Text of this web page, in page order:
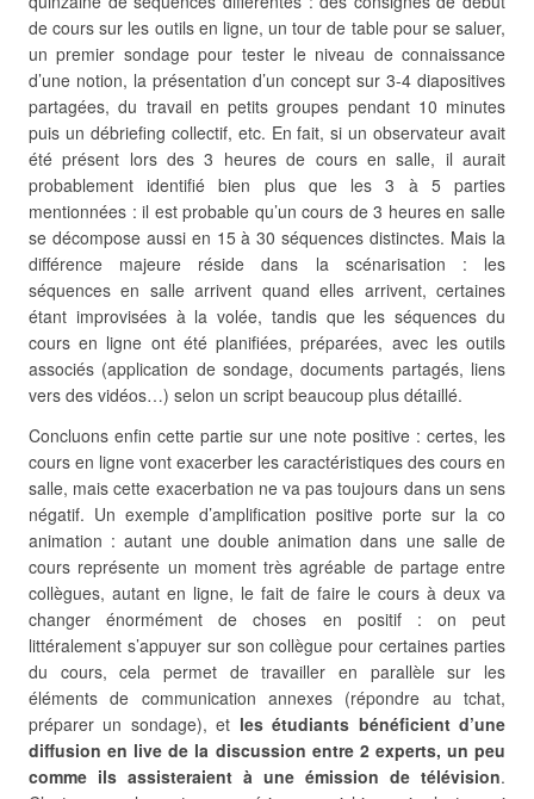
de cours sur les outils en ligne, un tour de table pour se saluer,
un premier sondage pour tester le niveau de connaissance
d’une notion, la présentation d’un concept sur 3-4 diapositives
partagées, du travail en petits groupes pendant 10 minutes
puis un débriefing collectif, etc. En fait, si un observateur avait
été présent lors des 3 heures de cours en salle, il aurait
probablement identifié bien plus que les 3 à 5 parties
mentionnées : il est probable qu’un cours de 3 heures en salle
se décompose aussi en 15 à 30 séquences distinctes. Mais la
différence majeure réside dans la scénarisation : les
séquences en salle arrivent quand elles arrivent, certaines
étant improvisées à la volée, tandis que les séquences du
cours en ligne ont été planifiées, préparées, avec les outils
associés (application de sondage, documents partagés, liens
vers des vidéos…) selon un script beaucoup plus détaillé.
Concluons enfin cette partie sur une note positive : certes, les
cours en ligne vont exacerber les caractéristiques des cours en
salle, mais cette exacerbation ne va pas toujours dans un sens
négatif. Un exemple d’amplification positive porte sur la co
animation : autant une double animation dans une salle de
cours représente un moment très agréable de partage entre
collègues, autant en ligne, le fait de faire le cours à deux va
changer énormément de choses en positif : on peut
littéralement s’appuyer sur son collègue pour certaines parties
du cours, cela permet de travailler en parallèle sur les
éléments de communication annexes (répondre au tchat,
préparer un sondage), et les étudiants bénéficient d’une
diffusion en live de la discussion entre 2 experts, un peu
comme ils assisteraient à une émission de télévision.